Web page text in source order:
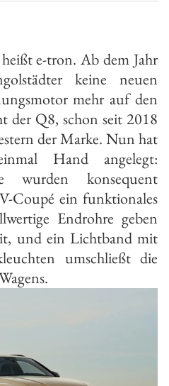
e-tron. Ab dem Jahr
keine neuen
mehr auf den
der Q8, schon seit 2018
der Marke. Nun hat
Hand angelegt:
wurden konsequent
Coupé ein funktionales
Endrohre geben
und ein Lichtband mit
umschließt die